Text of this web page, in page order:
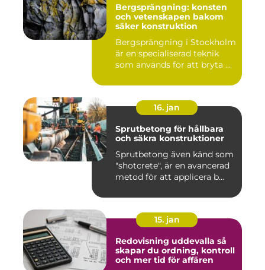
Bergsprängning: konsten
och vetenskapen bakom
säker konstruktion
Bergsprängning i Stockholm
är en specialiserad teknik
som används för att bryta ...
16. jan
Sprutbetong för hållbara
och säkra konstruktioner
Sprutbetong även känd som
"shotcrete", är en avancerad
metod för att applicera b...
15. jan
Redovisning uddevalla så
skapar du ordning, kontroll
och mer tid för affären